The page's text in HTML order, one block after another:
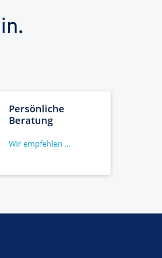
Persönliche
Beratung
Wir empfehlen ...